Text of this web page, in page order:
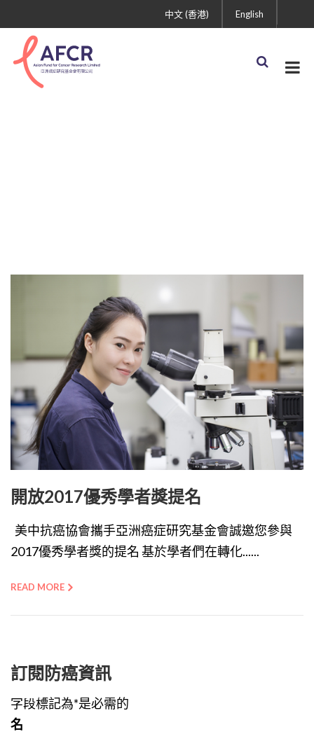
English
中文 (香港)
開放2017優秀學者獎提名
美中抗癌協會攜手亞洲癌症研究基金會誠邀您參與
2017優秀學者獎的提名 基於學者們在轉化......
READ MORE
訂閱防癌資訊
字段標記為*是必需的
名